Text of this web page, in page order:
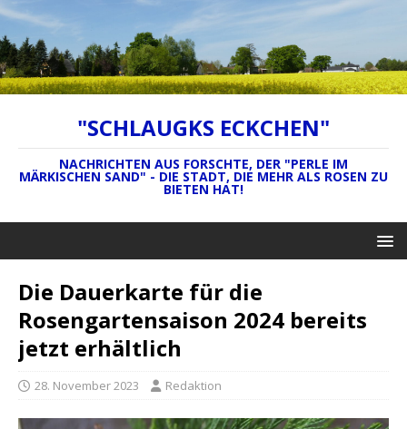
"SCHLAUGKS ECKCHEN"
NACHRICHTEN AUS FORSCHTE, DER "PERLE IM
MÄRKISCHEN SAND" - DIE STADT, DIE MEHR ALS ROSEN ZU
BIETEN HAT!
Die Dauerkarte für die
Rosengartensaison 2024 bereits
jetzt erhältlich
28. November 2023 Redaktion